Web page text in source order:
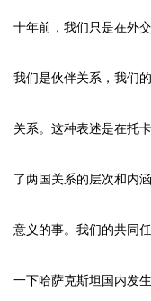
十年前，我们只是在外
我们是伙伴关系，我们
关系。这种表述是在托
了两国关系的层次和内
意义的事。我们的共同
一下哈萨克斯坦国内发